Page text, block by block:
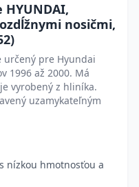
HYUNDAI,
nosičmi,
určený pre Hyundai
1996 až 2000. Má
vyrobený z hliníka.
uzamykateľným
nízkou hmotnosťou a